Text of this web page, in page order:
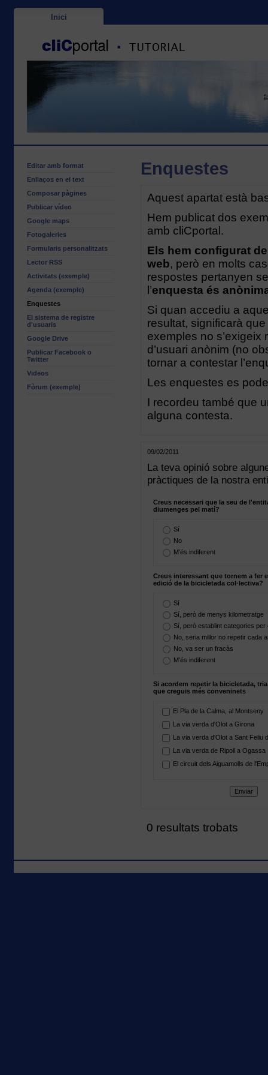
Inici
Editar amb format
Enllaços en el text
Composar pàgines
Publicar vídeo
Google maps
Fotogaleries
Formularis personalitzats
Lector RSS
Activitats (exemple)
Agenda (exemple)
Enquestes
El sistema de registre
d'usuaris
Google Drive
Publicar Facebook o
Twitter
Videos
Fòrum (exemple)
Enquestes
Aquest apartat està
Hem publicat dos
amb cliCportal.
Els hem configurat
web, però en molts
respostes pertanyen
l’enquesta és
Si quan accediu a
resultat, significarà
exemples no
d’usuari anònim (no
tornar a contestar
Les enquestes es
I recordeu també que
alguna contesta.
09/02/2011
La teva opinió sobre
pràctiques de la nostra
Creus necessari que la seu de
diumenges pel matí?
Sí
No
M'és indiferent
Creus interessant que tornem a fer
edició de la bicicletada col·lectiva?
Sí
Sí, però de menys kilometratge
Sí, però establint categories per
No, seria millor no repetir cada
No, va ser un fracàs
M'és indiferent
Si acordem repetir la bicicletada,
que creguis més conveninets
El Pla de la Calma, al Montseny
La via verda d'Olot a Girona
La via verda d'Olot a Sant Feliu
La via verda de Ripoll a Ogassa
El circuit dels Aiguamolls de
0 resultats trobats